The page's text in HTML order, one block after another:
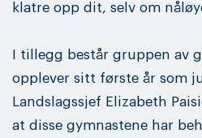
klatre opp dit, selv om
I tillegg består gruppen av
opplever sitt første år som
Landslagssjef Elizabeth
at disse gymnastene har